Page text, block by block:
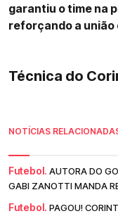
garantiu o time na
reforçando a união
Técnica do
NOTÍCIAS
Futebol. AUTORA DO
GABI ZANOTTI MANDA
Futebol. PAGOU!